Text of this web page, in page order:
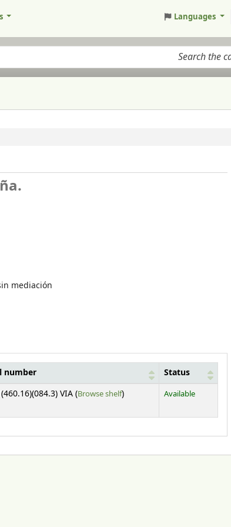
Languages
mediación
number Status
VIA (Browse shelf(Opens below)
) Available